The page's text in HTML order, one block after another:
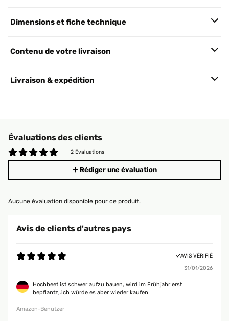
Dimensions et fiche technique
Contenu de votre livraison
Livraison & expédition
Évaluations des clients
2 Evaluations
Rédiger une évaluation
Aucune évaluation disponible pour ce produit.
Avis de clients d'autres pays
AVIS VÉRIFIÉ
31/01/2026
Hochbeet ist schwer aufzu bauen, wird im Frühjahr erst
bepflantz,.ich würde es aber wieder kaufen
Amazon-Benutzer